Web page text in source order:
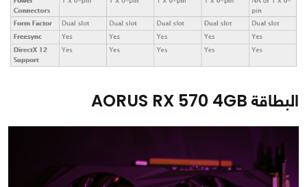
البطاقة AORUS RX 570 4GB